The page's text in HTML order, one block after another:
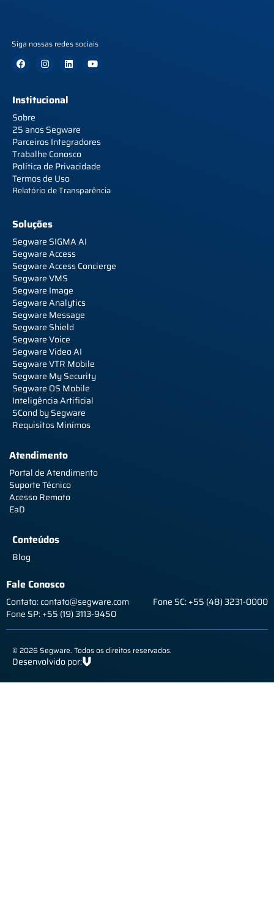
Siga nossas redes sociais
Institucional
Sobre
25 anos Segware
Parceiros Integradores
Trabalhe Conosco
Política de Privacidade
Termos de Uso
Relatório de Transparência
Soluções
Segware SIGMA AI
Segware Access
Segware Access Concierge
Segware VMS
Segware Image
Segware Analytics
Segware Message
Segware Shield
Segware Voice
Segware Video AI
Segware VTR Mobile
Segware My Security
Segware OS Mobile
Inteligência Artificial
SCond by Segware
Requisitos Minímos
Atendimento
Portal de Atendimento
Suporte Técnico
Acesso Remoto
EaD
Conteúdos
Blog
Fale Conosco
Contato: contato@segware.com
Fone SC: +55 (48) 3231-0000
Fone SP: +55 (19) 3113-9450
© 2026 Segware. Todos os direitos reservados.
Desenvolvido por: